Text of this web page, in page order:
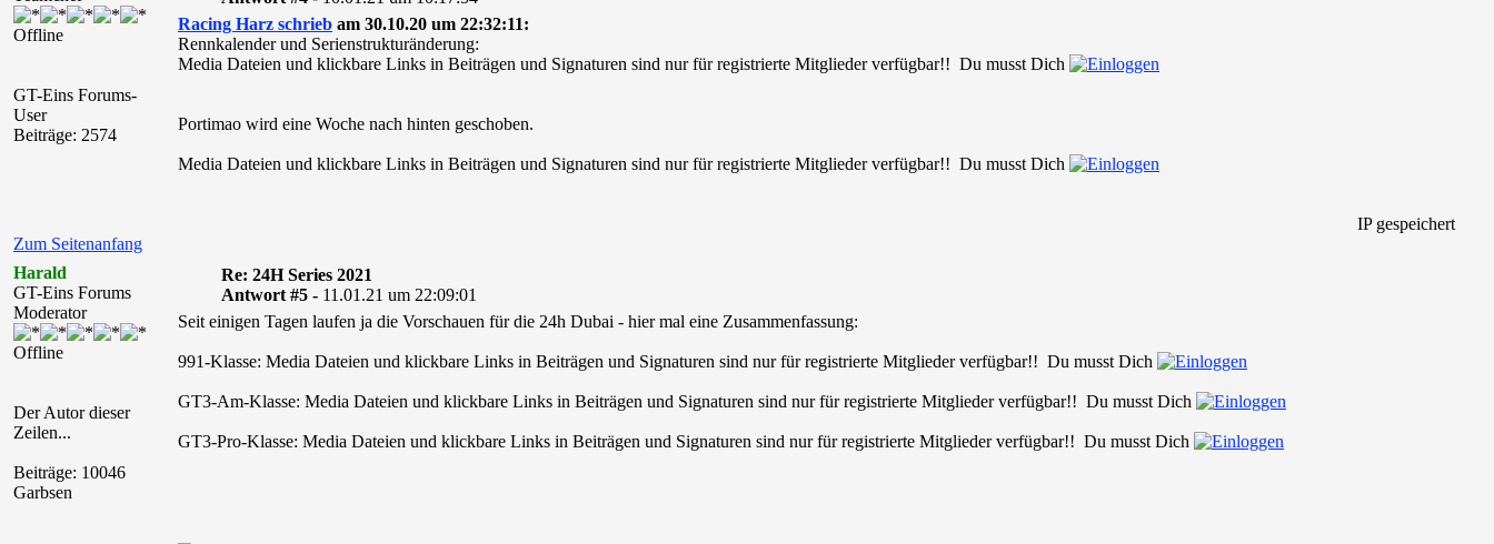
Offline
GT-Eins Forums-
User
Beiträge: 2574
Racing Harz schrieb am 30.10.20 um 22:32:11:
Rennkalender und Serienstrukturänderung:
Media Dateien und klickbare Links in Beiträgen und Signaturen sind nur für registrierte Mitglieder verfügbar!! Du musst Dich
Portimao wird eine Woche nach hinten geschoben.
Media Dateien und klickbare Links in Beiträgen und Signaturen sind nur für registrierte Mitglieder verfügbar!! Du musst Dich
Zum Seitenanfang
IP gespeichert
Harald
GT-Eins Forums
Moderator
Offline
Der Autor dieser
Zeilen...
Beiträge: 10046
Garbsen
Re: 24H Series 2021
Antwort #5 - 11.01.21 um 22:09:01
Seit einigen Tagen laufen ja die Vorschauen für die 24h Dubai - hier mal eine Zusammenfassung:
991-Klasse: Media Dateien und klickbare Links in Beiträgen und Signaturen sind nur für registrierte Mitglieder verfügbar!! Du musst Dich
GT3-Am-Klasse: Media Dateien und klickbare Links in Beiträgen und Signaturen sind nur für registrierte Mitglieder verfügbar!! Du musst Dich
GT3-Pro-Klasse: Media Dateien und klickbare Links in Beiträgen und Signaturen sind nur für registrierte Mitglieder verfügbar!! Du musst Dich